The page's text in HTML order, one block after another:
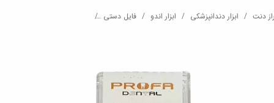
دنت ابزار دندانپزشکی ابزار اندو فایل دستی